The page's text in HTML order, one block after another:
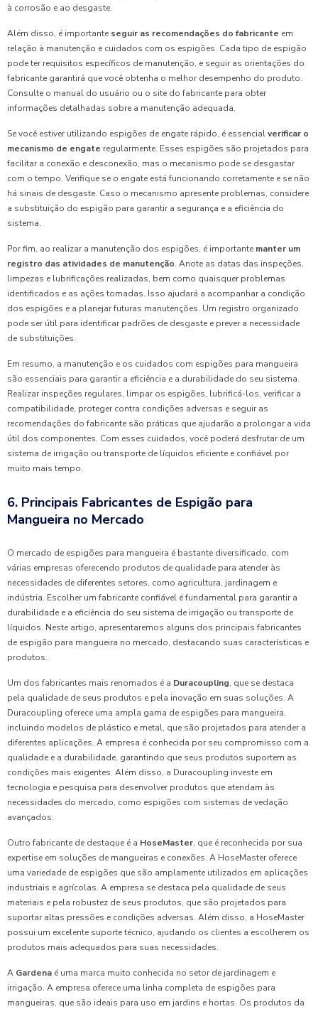
à corrosão e ao desgaste.
Além disso, é importante seguir as recomendações do fabricante em
relação à manutenção e cuidados com os espigões. Cada tipo de espigão
pode ter requisitos específicos de manutenção, e seguir as orientações do
fabricante garantirá que você obtenha o melhor desempenho do produto.
Consulte o manual do usuário ou o site do fabricante para obter
informações detalhadas sobre a manutenção adequada.
Se você estiver utilizando espigões de engate rápido, é essencialverificar o
mecanismo de engate regularmente. Esses espigões são projetados para
facilitar a conexão e desconexão, mas o mecanismo pode se desgastar
com o tempo. Verifique se o engate está funcionando corretamente e se não
há sinais de desgaste. Caso o mecanismo apresente problemas, considere
a substituição do espigão para garantir a segurança e a eficiência do
sistema.
Por fim, ao realizar a manutenção dos espigões, é importante manter um
registro das atividades de manutenção. Anote as datas das inspeções,
limpezas e lubrificações realizadas, bem como quaisquer problemas
identificados e as ações tomadas. Isso ajudará a acompanhar a condição
dos espigões e a planejar futuras manutenções. Um registro organizado
pode ser útil para identificar padrões de desgaste e prever a necessidade
de substituições.
Em resumo, a manutenção e os cuidados com espigões para mangueira
são essenciais para garantir a eficiência e a durabilidade do seu sistema.
Realizar inspeções regulares, limpar os espigões, lubrificá-los, verificar a
compatibilidade, proteger contra condições adversas e seguir as
recomendações do fabricante são práticas que ajudarão a prolongar a vida
útil dos componentes. Com esses cuidados, você poderá desfrutar de um
sistema de irrigação ou transporte de líquidos eficiente e confiável por
muito mais tempo.
6. Principais Fabricantes de Espigão para
Mangueira no Mercado
O mercado de espigões para mangueira é bastante diversificado, com
várias empresas oferecendo produtos de qualidade para atender às
necessidades de diferentes setores, como agricultura, jardinagem e
indústria. Escolher um fabricante confiável é fundamental para garantir a
durabilidade e a eficiência do seu sistema de irrigação ou transporte de
líquidos. Neste artigo, apresentaremos alguns dos principais fabricantes
de espigão para mangueira no mercado, destacando suas características e
produtos.
Um dos fabricantes mais renomados é a Duracoupling, que se destaca
pela qualidade de seus produtos e pela inovação em suas soluções. A
Duracoupling oferece uma ampla gama de espigões para mangueira,
incluindo modelos de plástico e metal, que são projetados para atender a
diferentes aplicações. A empresa é conhecida por seu compromisso com a
qualidade e a durabilidade, garantindo que seus produtos suportem as
condições mais exigentes. Além disso, a Duracoupling investe em
tecnologia e pesquisa para desenvolver produtos que atendam às
necessidades do mercado, como espigões com sistemas de vedação
avançados.
Outro fabricante de destaque é a HoseMaster, que é reconhecida por sua
expertise em soluções de mangueiras e conexões. A HoseMaster oferece
uma variedade de espigões que são amplamente utilizados em aplicações
industriais e agrícolas. A empresa se destaca pela qualidade de seus
materiais e pela robustez de seus produtos, que são projetados para
suportar altas pressões e condições adversas. Além disso, a HoseMaster
possui um excelente suporte técnico, ajudando os clientes a escolherem os
produtos mais adequados para suas necessidades.
A Gardena é uma marca muito conhecida no setor de jardinagem e
irrigação. A empresa oferece uma linha completa de espigões para
mangueiras, que são ideais para uso em jardins e hortas. Os produtos da